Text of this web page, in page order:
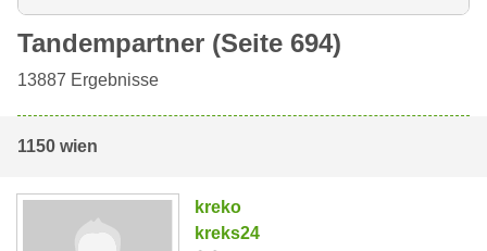
Tandempartner (Seite 694)
13887 Ergebnisse
1150 wien
kreko
kreks24